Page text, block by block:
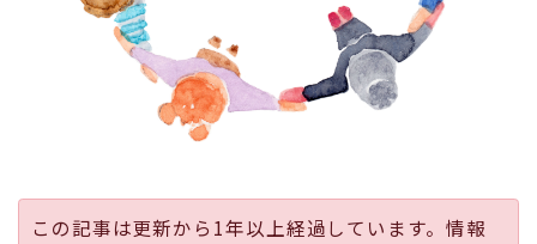
この記事は更新から1年以上経過しています。情報